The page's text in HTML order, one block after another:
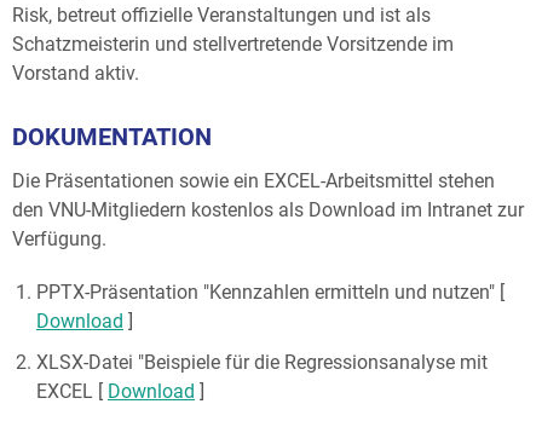
Risk, betreut offizielle Veranstaltungen und ist als
Schatzmeisterin und stellvertretende Vorsitzende im
Vorstand aktiv.
DOKUMENTATION
Die Präsentationen sowie ein EXCEL-Arbeitsmittel stehen
den VNU-Mitgliedern kostenlos als Download im Intranet zur
Verfügung.
PPTX-Präsentation "Kennzahlen ermitteln und nutzen" [
Download ]
XLSX-Datei "Beispiele für die Regressionsanalyse mit
EXCEL [ Download ]